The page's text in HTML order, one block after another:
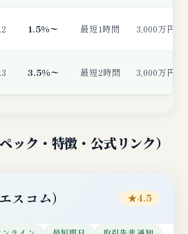
1.5%〜 最短1時間 3,000万円
3.5%〜 最短2時間 3,000万円
ック・特徴・公式リンク）
スコム） ★4.5